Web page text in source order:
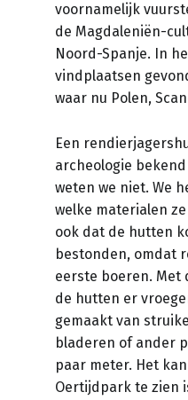
voornamelijk
de Magdaleniën-
Noord-Spanje. In
vindplaatsen
waar nu Polen,
Een
archeologie
weten we niet. We
welke materialen
ook dat de hutten
bestonden, omdat
eerste boeren. Met
de hutten er
gemaakt van
bladeren of ander
paar meter. Het
Oertijdpark te zien